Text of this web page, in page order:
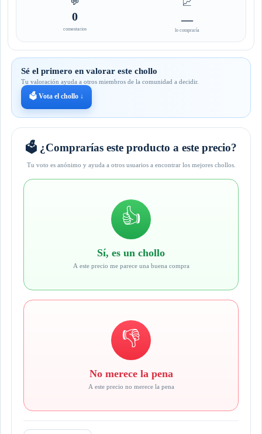
0
comentarios
📈
—
lo compraría
Sé el primero en valorar este chollo
Tu valoración ayuda a otros miembros de la comunidad a decidir.
🗳️ Vota el chollo ↓
🗳️ ¿Comprarías este producto a este precio?
Tu voto es anónimo y ayuda a otros usuarios a encontrar los mejores chollos.
👍
Sí, es un chollo
A este precio me parece una buena compra
👎
No merece la pena
A este precio no merece la pena